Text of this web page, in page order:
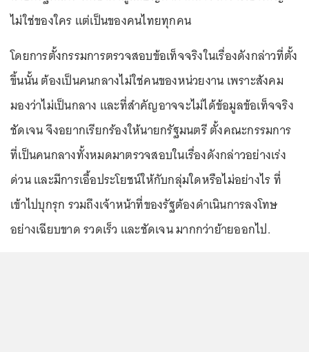
ไม่ใช่ของใคร แต่เป็นของคนไทยทุกคน
โดยการตั้งกรรมการตรวจสอบข้อเท็จจริงในเรื่องดังกล่าวที่ตั้ง
ขึ้นนั้น ต้องเป็นคนกลางไม่ใช่คนของหน่วยงาน เพราะสังคม
มองว่าไม่เป็นกลาง และที่สำคัญอาจจะไม่ได้ข้อมูลข้อเท็จจริง
ชัดเจน จึงอยากเรียกร้องให้นายกรัฐมนตรี ตั้งคณะกรรมการ
ที่เป็นคนกลางทั้งหมดมาตรวจสอบในเรื่องดังกล่าวอย่างเร่ง
ด่วน และมีการเอื้อประโยชน์ให้กับกลุ่มใดหรือไม่อย่างไร ที่
เข้าไปบุกรุก รวมถึงเจ้าหน้าที่ของรัฐต้องดำเนินการลงโทษ
อย่างเฉียบขาด รวดเร็ว และชัดเจน มากกว่าย้ายออกไป.